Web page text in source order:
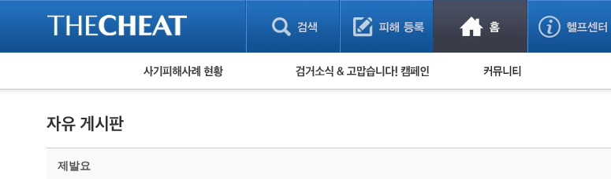
피해사례 현황
검거 소식 사기 예방했어요!
제발요